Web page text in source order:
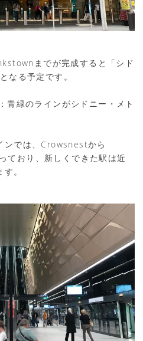
までが完成すると「シド
る予定です。
：青緑のラインがシドニー・メト
ンでは、Crowsnestから
ており、新しくできた駅は近
。